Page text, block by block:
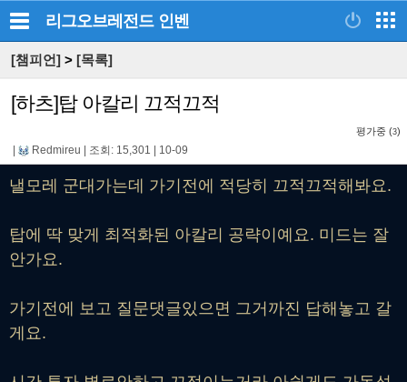
리그오브레전드 인벤
[챔피언] > [목록]
[하츠]탑 아칼리 끄적끄적
평가중 (3)
Redmireu 조회: 15,301 10-09
낼모레 군대가는데 가기전에 적당히 끄적끄적해봐요.
탑에 딱 맞게 최적화된 아칼리 공략이예요. 미드는 잘
안가요.
가기전에 보고 질문댓글있으면 그거까진 답해놓고 갈
게요.